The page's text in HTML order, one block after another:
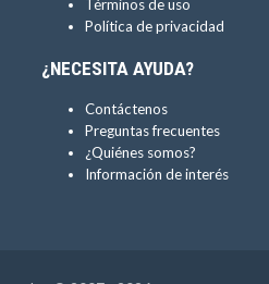
Términos de uso
Política de privacidad
¿NECESITA AYUDA?
Contáctenos
Preguntas frecuentes
¿Quiénes somos?
Información de interés